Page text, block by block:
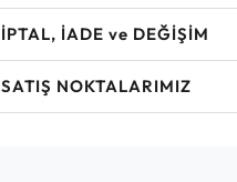
İPTAL, İADE ve DEĞİŞİM
SATIŞ NOKTALARIMIZ